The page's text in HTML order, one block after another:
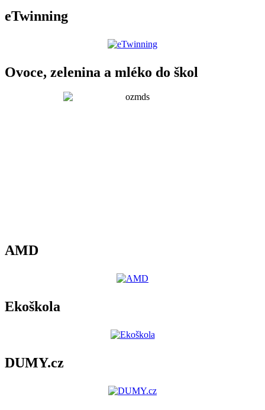
eTwinning
Ovoce, zelenina a mléko do škol
AMD
Ekoškola
DUMY.cz